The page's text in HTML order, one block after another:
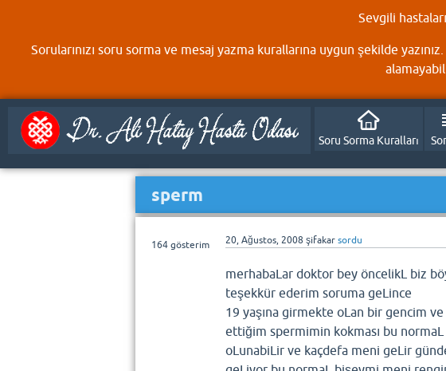
Sevgili
Sorularınızı soru sorma ve mesaj yazma kurallarına uygun şekilde
Soru Sorma Kuralları
sperm
164 gösterim 20, Ağustos, 2008 şifakar sordu
merhabaLar doktor bey öncelikL biz
teşekkür ederim soruma geLince
19 yaşına girmekte oLan bir gencim
ettiğim spermimin kokması bu
oLunabiLir ve kaçdefa meni geLir